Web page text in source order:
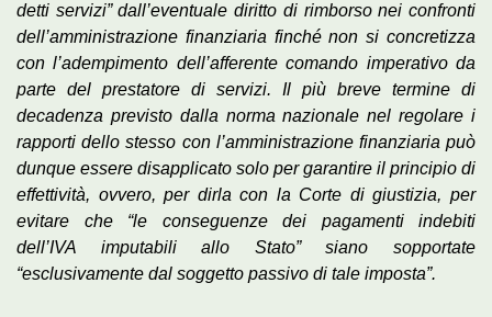
detti servizi” dall’eventuale diritto di rimborso nei confronti
dell’amministrazione finanziaria finché non si concretizza
con l’adempimento dell’afferente comando imperativo da
parte del prestatore di servizi. Il più breve termine di
decadenza previsto dalla norma nazionale nel regolare i
rapporti dello stesso con l’amministrazione finanziaria può
dunque essere disapplicato solo per garantire il principio di
effettività, ovvero, per dirla con la Corte di giustizia, per
evitare che “le conseguenze dei pagamenti indebiti
dell’IVA imputabili allo Stato” siano sopportate
“esclusivamente dal soggetto passivo di tale imposta”.